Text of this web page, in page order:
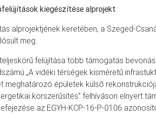
kiegészítése alprojekt
alprojektjének keretében, a Szeged-
meg.
felújítása több támogatás
„A vidéki térségek kisméretű
meghatározó épületek külső
korszerűsítés” felhíváson elnyert
az EGYH-KCP-16-P-0106